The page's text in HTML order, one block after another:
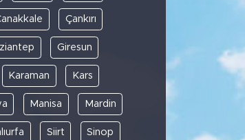
Çankırı
Giresun
Karaman Kars
Manisa Mardin
Siirt Sinop